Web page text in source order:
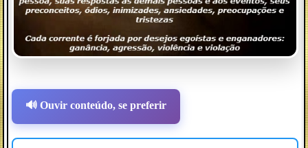
🔊 Ouvir conteúdo, se preferir